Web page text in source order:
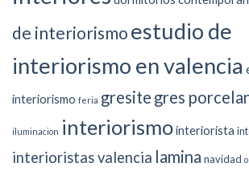
de interiorismo estudio de
interiorismo en valencia
interiorismo feria gresite gres
iluminacion interiorismointeriorista
interioristas valencia lamina navidad